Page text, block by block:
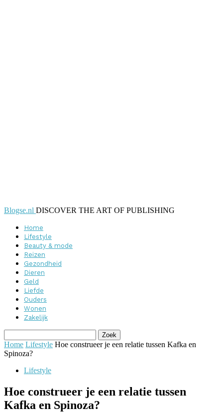
Blogse.nl DISCOVER THE ART OF PUBLISHING
Home
Lifestyle
Beauty & mode
Reizen
Gezondheid
Dieren
Geld
Liefde
Ouders
Wonen
Zakelijk
Home Lifestyle Hoe construeer je een relatie tussen Kafka en
Spinoza?
Lifestyle
Hoe construeer je een relatie tussen
Kafka en Spinoza?